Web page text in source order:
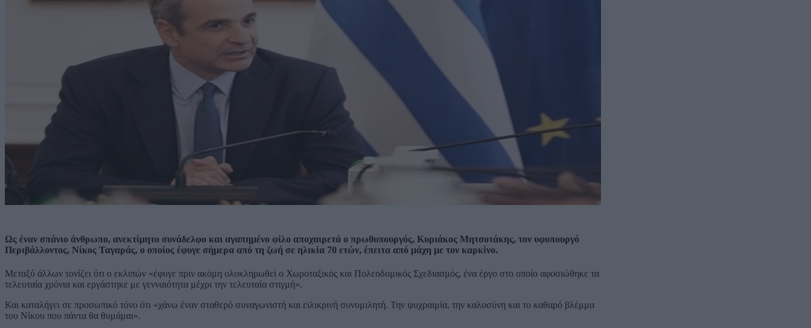
Ως έναν σπάνιο άνθρωπο, ανεκτίμητο συνάδελφο και αγαπημένο φίλο αποχαιρετά ο πρωθυπουργός, Κυριάκος Μητσοτάκης, τον υφυπουργό
Περιβάλλοντος, Νίκος Ταγαράς, ο οποίος έφυγε σήμερα από τη ζωή σε ηλικία 70 ετών, έπειτα από μάχη με τον καρκίνο.
Μεταξύ άλλων τονίζει ότι ο εκλιπών «έφυγε πριν ακόμη ολοκληρωθεί ο Χωροταξικός και Πολεοδομικός Σχεδιασμός, ένα έργο στο οποίο αφοσιώθηκε τα
τελευταία χρόνια και εργάστηκε με γενναιότητα μέχρι την τελευταία στιγμή».
Και καταλήγει σε προσωπικό τόνο ότι «χάνω έναν σταθερό συναγωνιστή και ειλικρινή συνομιλητή. Την ψυχραιμία, την καλοσύνη και το καθαρό βλέμμα
του Νίκου που πάντα θα θυμάμαι».